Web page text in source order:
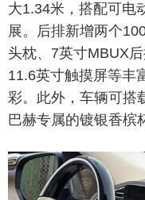
大1.34米，搭配可电
展。后排新增两个
头枕、7英寸MBUX
11.6英寸触摸屏等丰
彩。此外，车辆可搭
巴赫专属的镀银香槟